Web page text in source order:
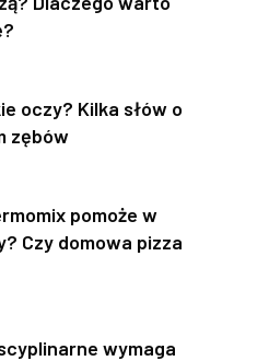
oczy? Kilka słów o
zębów
pomoże w
Czy domowa pizza
wymaga